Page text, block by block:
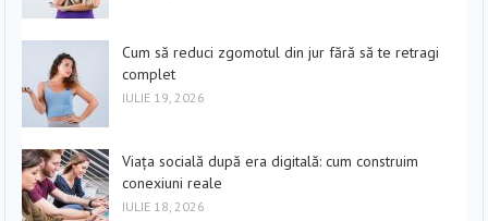
Cum să reduci zgomotul din jur fără să te retragi
complet
IULIE 19, 2026
Viața socială după era digitală: cum construim
conexiuni reale
IULIE 18, 2026